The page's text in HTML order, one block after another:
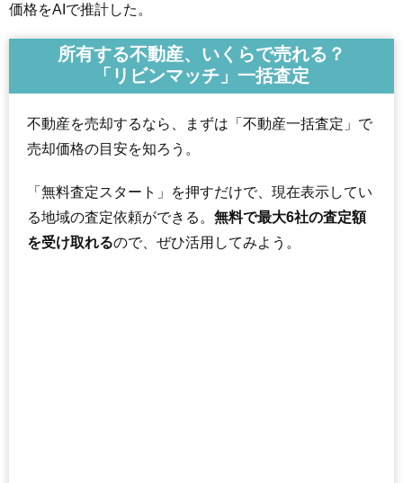
価格をAIで推計した。
所有する不動産、いくらで売れる？
「リビンマッチ」一括査定
不動産を売却するなら、まずは「不動産一括査定」で
売却価格の目安を知ろう。
「無料査定スタート」を押すだけで、現在表示してい
る地域の査定依頼ができる。 無料で最大6社の査定額
を受け取れるので、ぜひ活用してみよう。